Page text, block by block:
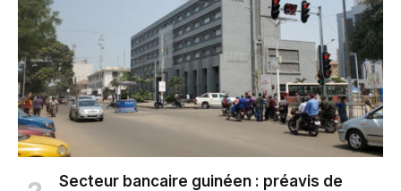
Secteur bancaire guinéen : préavis de